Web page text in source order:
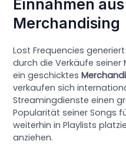
Einnahmen
Merchandising
Lost Frequencies
durch die Verkäufe seiner
ein geschicktes
verkaufen sich
Streamingdienste einen
Popularität seiner Songs
weiterhin in Playlists
anziehen.